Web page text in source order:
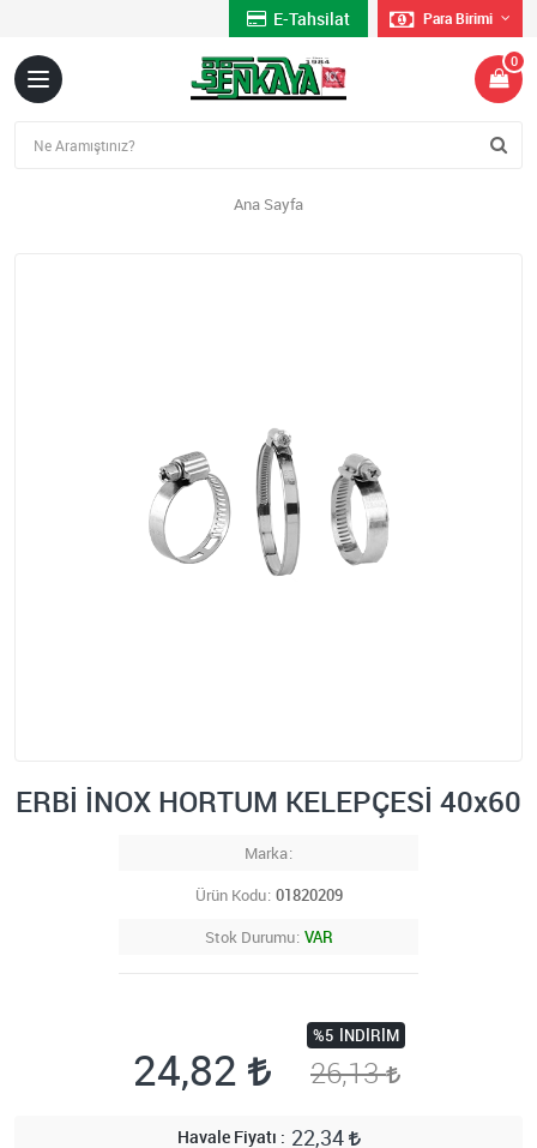
E-Tahsilat Para Birimi
0
Ana Sayfa
ERBİ İNOX HORTUM KELEPÇESİ 40x60
Marka
Ürün Kodu 01820209
Stok Durumu VAR
24,82
%5 İNDIRIM
26,13
Havale Fiyatı 22,34